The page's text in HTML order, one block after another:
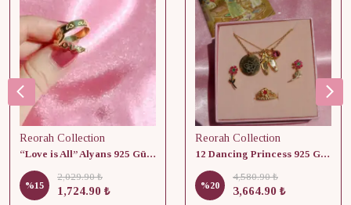
Reorah Collection
“Love is All” Alyans 925 Gümüş - Medium Beden
%15
2,029.90 ₺
1,724.90 ₺
Reorah Collection
12 Dancing Princess 925 Gümüş/ Kolye, Küpe ve Yüzük Set
%20
4,580.90 ₺
3,664.90 ₺